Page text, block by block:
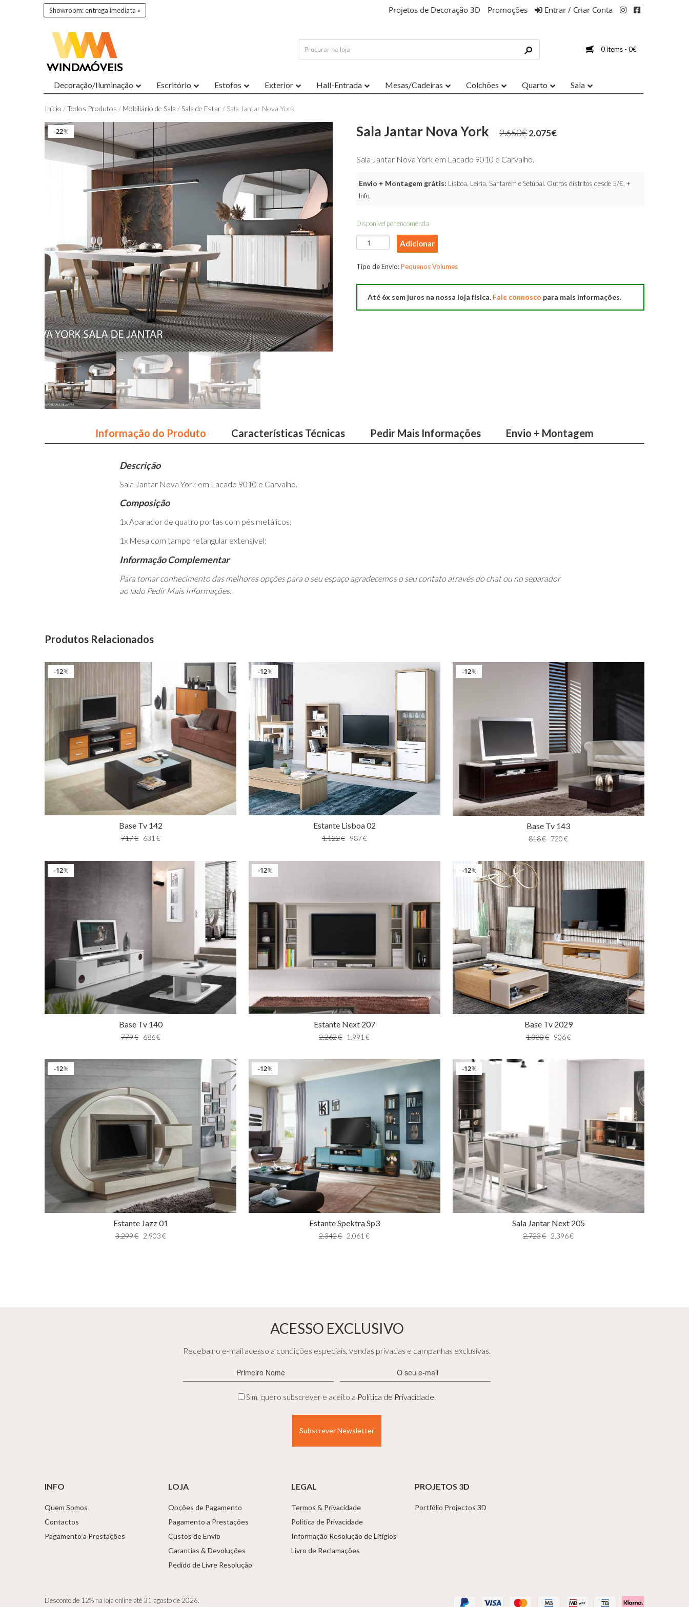
Showroom: entrega imediata » Projetos de Decoração 3D Promoções Entrar / Criar Conta
0 items - 0€
Decoração/Iluminação Escritório Estofos Exterior Hall-Entrada Mesas/Cadeiras Colchões Quarto Sala
Início /Todos Produtos / Mobiliário de Sala / Sala de Estar/ Sala Jantar Nova York
%
22%
22 Sala Jantar Nova York 2.650€2.075€
Sala Jantar Nova York em Lacado 9010 e Carvalho.
Envio + Montagem grátis: Lisboa, Leiria, Santarém e Setúbal. Outros distritos desde 5/€.+
Info.
Disponível por encomenda
Quantidade
de
Sala
York
Adicionar
Tipo de Envio:Pequenos Volumes
Até 6x sem juros na nossa loja física. Fale connosco para mais informações.
Informação do Produto Características Técnicas Pedir Mais Informações Envio + Montagem
Descrição
Sala Jantar Nova York em Lacado 9010 e Carvalho.
Composição
1x Aparador de quatro portas com pés metálicos;
1x Mesa com tampo retangular extensível;
Informação Complementar
Para tomar conhecimento das melhores opções para o seu espaço agradecemos o seu contato através do chat ou no separador
ao lado Pedir Mais Informações.
Produtos Relacionados
%
12
Base Tv 142
717€ 631 €
%
12
Estante Lisboa 02
1.122€ 987€
%
12
Base Tv 143
818€ 720€
%
12
Base Tv 140
779€ 686€
%
12
Estante Next 207
2.262€ 1.991 €
%
12
Base Tv 2029
1.030€ 906€
%
12
Estante Jazz 01
3.299€ 2.903€
%
12
Estante Spektra Sp3
2.342€ 2.061 €
%
12
Sala Jantar Next 205
2.723€ 2.396€
ACESSO EXCLUSIVO
Receba no e-mail acesso a condições especiais, vendas privadas e campanhas exclusivas.
Primeiro
Nome
(Obrigatório)
mail
(Obrigatório)
Privacidade
Sim, quero subscrever e aceito a Política de Privacidade.
INFO
Quem Somos
Contactos
Pagamento a Prestações
LOJA
Opções de Pagamento
Pagamento a Prestações
Custos de Envio
Garantias & Devoluções
Pedido de Livre Resolução
LEGAL
Termos & Privacidade
Política de Privacidade
Informação Resolução de Litígios
Livro de Reclamações
PROJETOS 3D
Portfólio Projectos 3D
Desconto de 12% na loja online até 31 agosto de 2026.